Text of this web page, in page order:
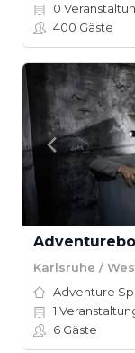
0
400 Gäste
Karlsruhe /
Adventure
1
6 Gäste